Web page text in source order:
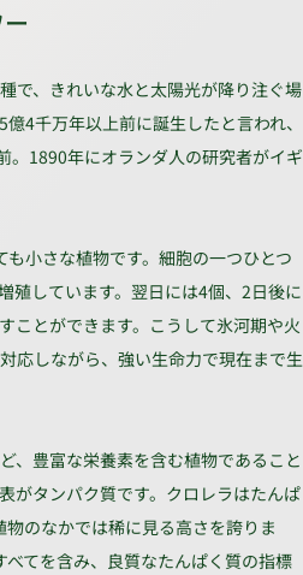
で、きれいな水と太陽光が降り注ぐ場
4千万年以上前に誕生したと言われ、
。1890年にオランダ人の研究者がイギ
小さな植物です。細胞の一つひとつ
殖しています。翌日には4個、2日後に
ことができます。こうして氷河期や火
応しながら、強い生命力で現在まで生
、豊富な栄養素を含む植物であること
がタンパク質です。クロレラはたんぱ
のなかでは稀に見る高さを誇りま
てを含み、良質なたんぱく質の指標